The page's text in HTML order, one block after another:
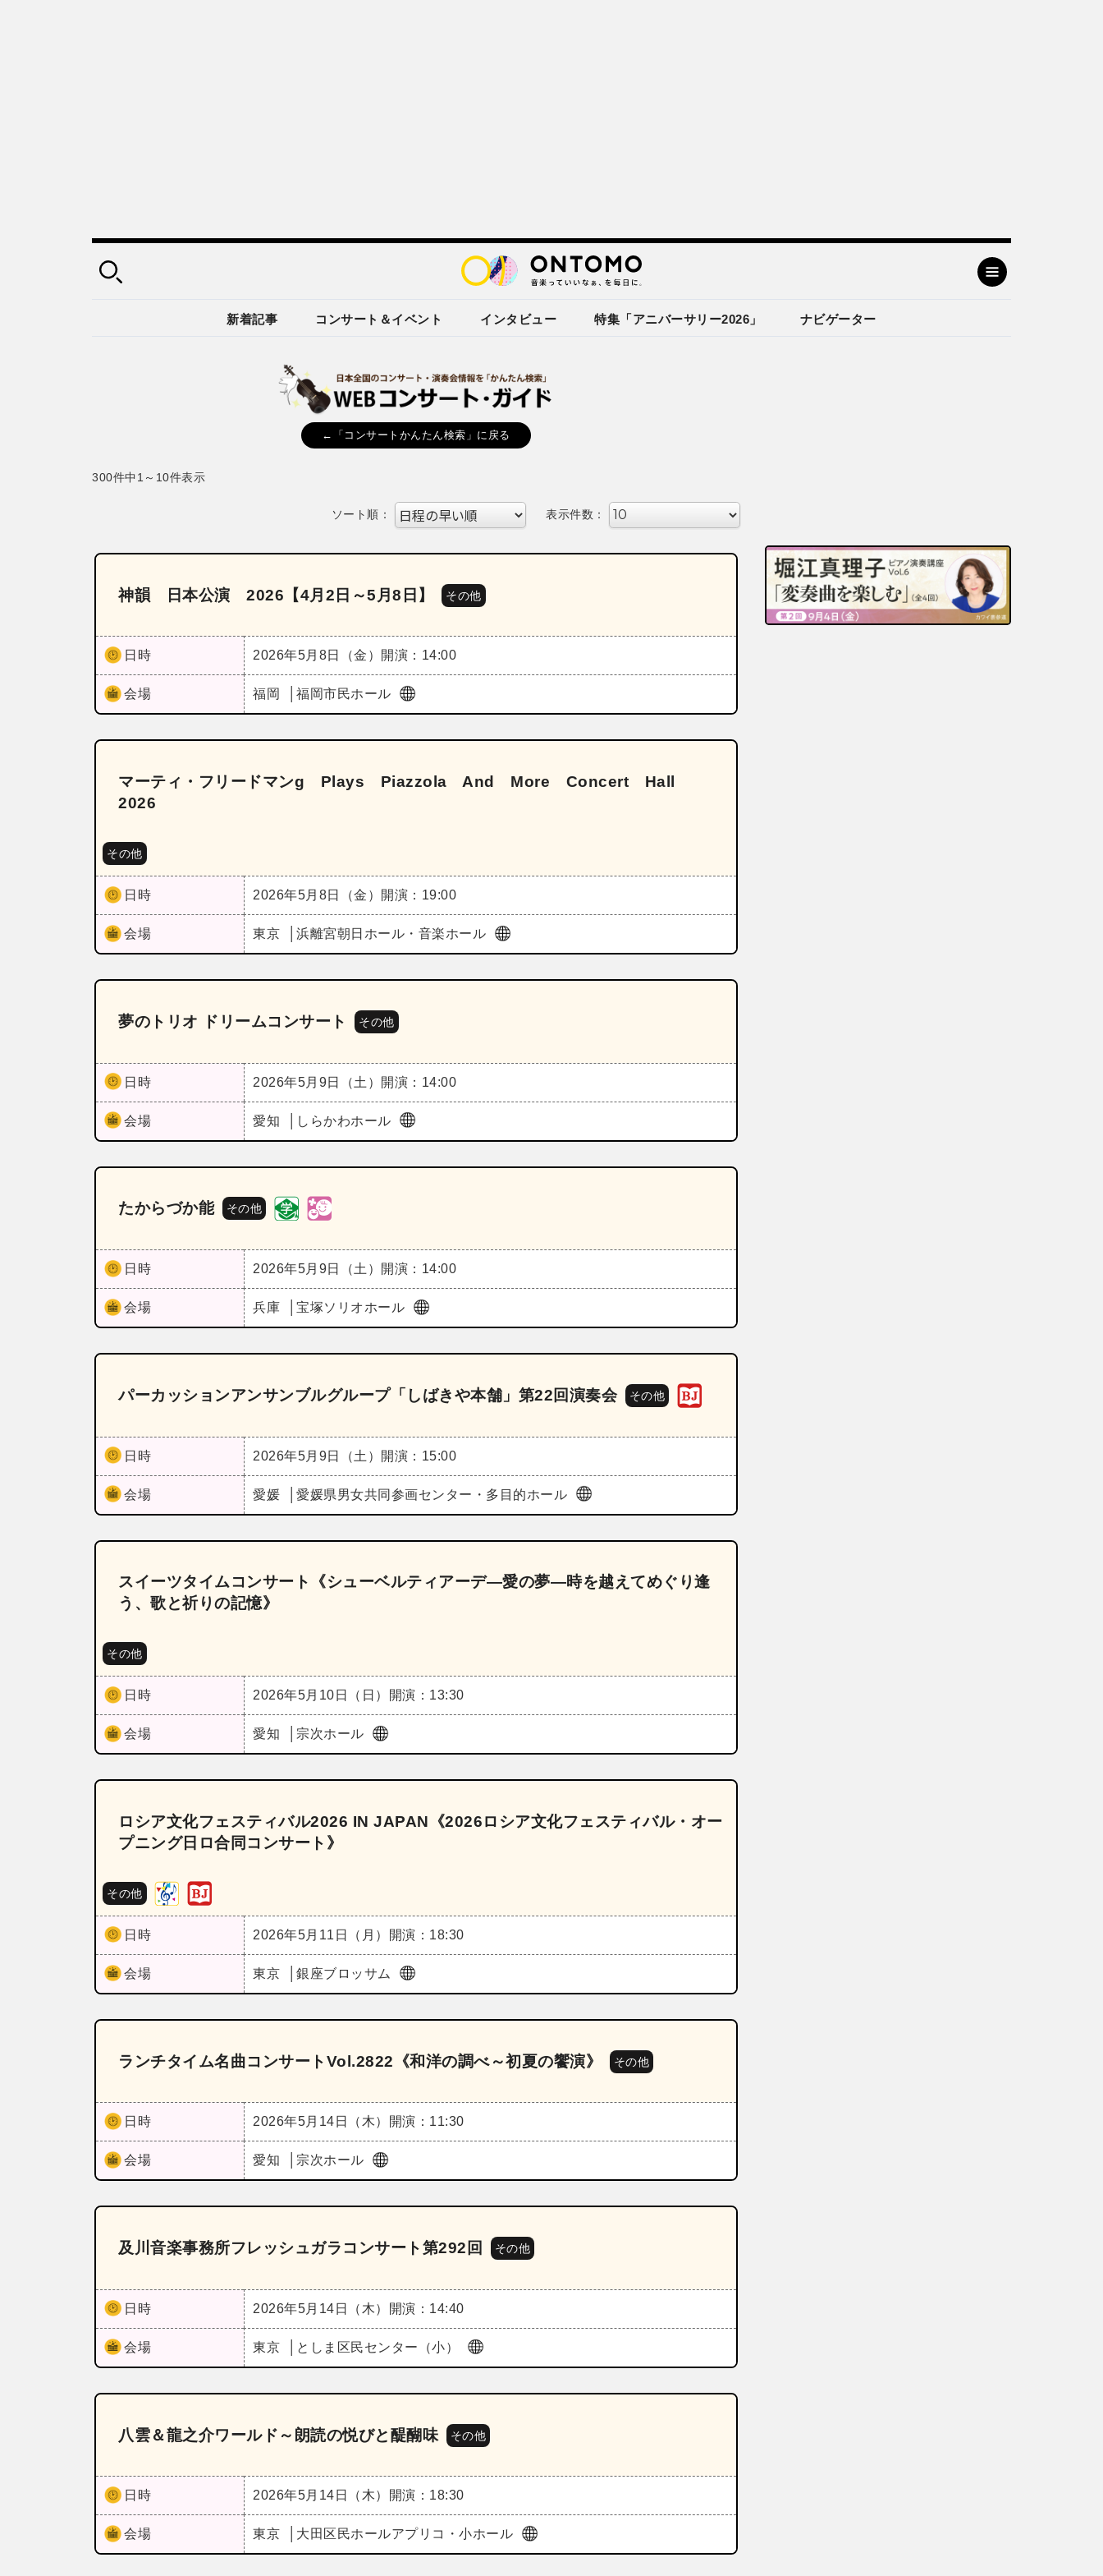
新着記事 コンサート＆イベント インタビュー 特集「アニバーサリー2026」 ナビゲーター
←「コンサートかんたん検索」に戻る
300件中1～10件表示
ソート順： 表示件数：
神韻 日本公演 2026【4月2日～5月8日】 その他
日時 2026年5月8日（金） 開演：14:00
会場 福岡 福岡市民ホール
マーティ・フリードマンg Plays Piazzola And More Concert Hall
2026
その他
日時 2026年5月8日（金） 開演：19:00
会場 東京 浜離宮朝日ホール・音楽ホール
夢のトリオ ドリームコンサート その他
日時 2026年5月9日（土） 開演：14:00
会場 愛知 しらかわホール
たからづか能 その他
日時 2026年5月9日（土） 開演：14:00
会場 兵庫 宝塚ソリオホール
パーカッションアンサンブルグループ「しばきや本舗」第22回演奏会 その他
日時 2026年5月9日（土） 開演：15:00
会場 愛媛 愛媛県男女共同参画センター・多目的ホール
スイーツタイムコンサート《シューベルティアーデ―愛の夢―時を越えてめぐり逢
う、歌と祈りの記憶》
その他
日時 2026年5月10日（日） 開演：13:30
会場 愛知 宗次ホール
ロシア文化フェスティバル2026 IN JAPAN《2026ロシア文化フェスティバル・オー
プニング日ロ合同コンサート》
その他
日時 2026年5月11日（月） 開演：18:30
会場 東京 銀座ブロッサム
ランチタイム名曲コンサートVol.2822《和洋の調べ～初夏の饗演》 その他
日時 2026年5月14日（木） 開演：11:30
会場 愛知 宗次ホール
及川音楽事務所フレッシュガラコンサート第292回 その他
日時 2026年5月14日（木） 開演：14:40
会場 東京 としま区民センター（小）
八雲＆龍之介ワールド～朗読の悦びと醍醐味 その他
日時 2026年5月14日（木） 開演：18:30
会場 東京 大田区民ホールアプリコ・小ホール